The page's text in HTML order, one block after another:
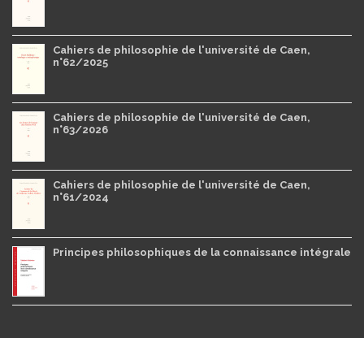
Cahiers de philosophie de l'université de Caen,
n°62/2025
Cahiers de philosophie de l'université de Caen,
n°63/2026
Cahiers de philosophie de l'université de Caen,
n°61/2024
Principes philosophiques de la connaissance intégrale